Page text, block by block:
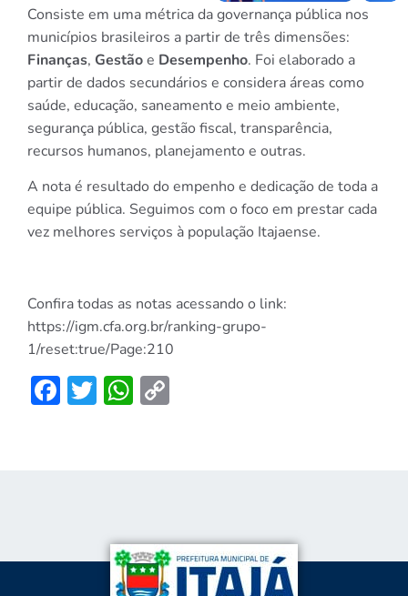
Consiste em uma métrica da governança pública nos
municípios brasileiros a partir de três dimensões:
Finanças, Gestãoe Desempenho. Foi elaborado a
partir de dados secundários e considera áreas como
saúde, educação, saneamento e meio ambiente,
segurança pública, gestão fiscal, transparência,
recursos humanos, planejamento e outras.
A nota é resultado do empenho e dedicação de toda a
equipe pública. Seguimos com o foco em prestar cada
vez melhores serviços à população Itajaense.
Confira todas as notas acessando o link:
https://igm.cfa.org.br/ranking-grupo-
1/reset:true/Page:210
Facebook
TwitterWhatsApp